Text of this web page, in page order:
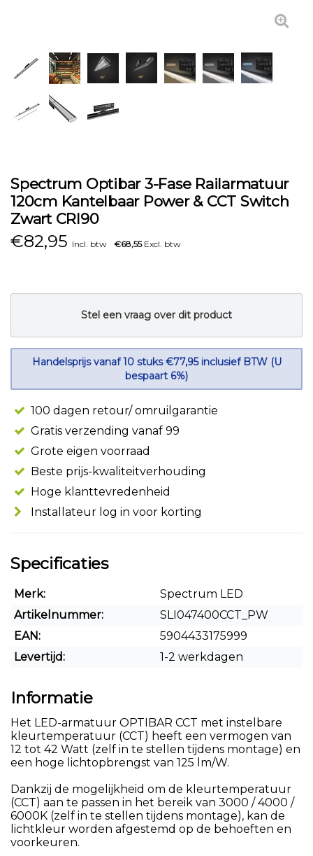
Spectrum Optibar 3-Fase Railarmatuur
120cm Kantelbaar Power & CCT Switch
Zwart CRI90
€82,95 Incl. btw €68,55Excl. btw
Stel een vraag over dit product
Handelsprijs vanaf 10 stuks €77,95 inclusief BTW (U
bespaart 6%)
100 dagen retour/ omruilgarantie
Gratis verzending vanaf 99
Grote eigen voorraad
Beste prijs-kwaliteitverhouding
Hoge klanttevredenheid
Installateur log in voor korting
Specificaties
Merk:
Spectrum LED
Artikelnummer:
SLI047400CCT_PW
EAN:
5904433175999
Levertijd:
1-2 werkdagen
Informatie
Het LED-armatuur OPTIBAR CCT ​​met instelbare
kleurtemperatuur (CCT) heeft een vermogen van
12 tot 42 Watt (zelf in te stellen tijdens montage) en
een hoge lichtopbrengst van 125 lm/W.
Dankzij de mogelijkheid om de kleurtemperatuur
(CCT) aan te passen in het bereik van 3000 / 4000 /
6000K (zelf in te stellen tijdens montage), kan de
lichtkleur worden afgestemd op de behoeften en
voorkeuren.